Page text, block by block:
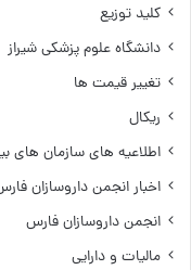
کلید توزیع
دانشگاه علوم پزشکی شیراز
تغییر قیمت ها
ریکال
اطلاعیه های سازمان های
اخبار انجمن داروسازان
انجمن داروسازان فارس
مالیات و دارایی